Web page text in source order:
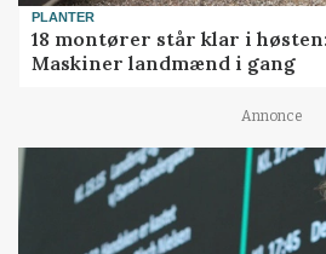
PLANTER
18 montører står klar i
Maskiner landmænd i gang
Annonce